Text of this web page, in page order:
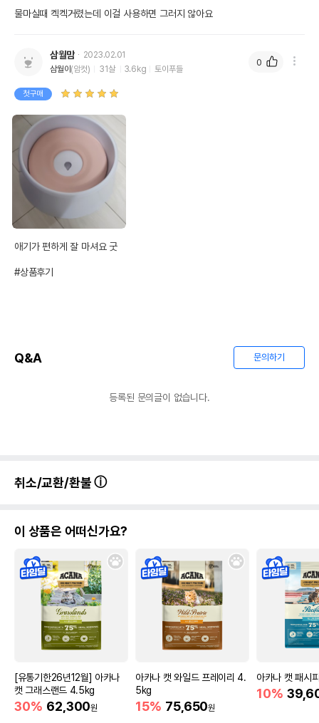
물마실때 켁켁거렸는데 이걸 사용하면 그러지 않아요
삼월맘
2023.02.01
삼월이 (암컷) 31살 3.6kg 토이푸들
첫구매
애기가 편하게 잘 마셔요 굿
#상품후기
0
Q&A 문의하기
등록된 문의글이 없습니다.
취소/교환/환불
이 상품은 어떠신가요?
[유통기한26년12월] 아카나
캣 그래스랜드 4.5kg
30% 62,300원
아카나 캣 와일드 프레이리 4.
5kg
15% 75,650원
아카나 캣 패시
10%